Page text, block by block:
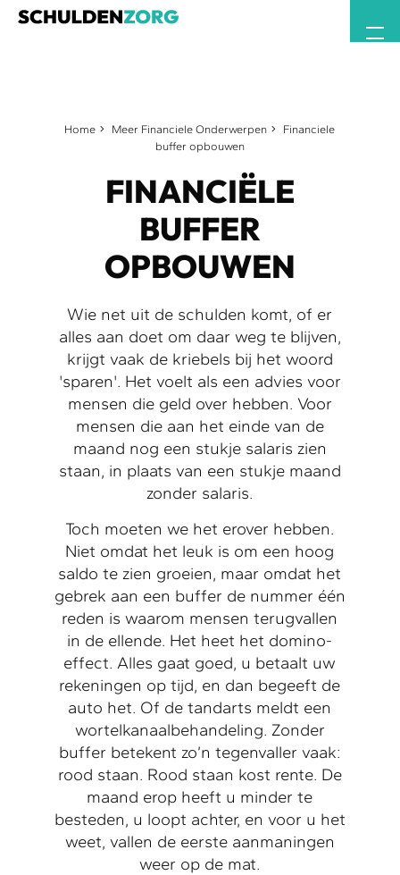
Home Meer Financiele Onderwerpen
Financiele
buffer opbouwen
FINANCIËLE
BUFFER
OPBOUWEN
Wie net uit de schulden komt, of er
alles aan doet om daar weg te blijven,
krijgt vaak de kriebels bij het woord
'sparen'. Het voelt als een advies voor
mensen die geld over hebben. Voor
mensen die aan het einde van de
maand nog een stukje salaris zien
staan, in plaats van een stukje maand
zonder salaris.
Toch moeten we het erover hebben.
Niet omdat het leuk is om een hoog
saldo te zien groeien, maar omdat het
gebrek aan een buffer de nummer één
reden is waarom mensen terugvallen
in de ellende. Het heet het domino-
effect. Alles gaat goed, u betaalt uw
rekeningen op tijd, en dan begeeft de
auto het. Of de tandarts meldt een
wortelkanaalbehandeling. Zonder
buffer betekent zo’n tegenvaller vaak:
rood staan. Rood staan kost rente. De
maand erop heeft u minder te
besteden, u loopt achter, en voor u het
weet, vallen de eerste aanmaningen
weer op de mat.